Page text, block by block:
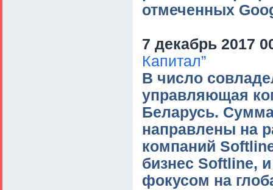
отмеченных
7 декабрь 2017
Капитал”
В число
управляющая
Беларусь.
направлены на
компаний
бизнес Softline,
фокусом на